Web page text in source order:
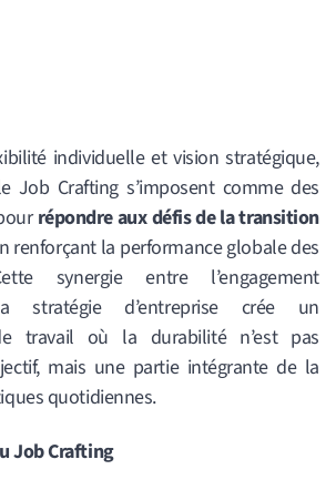
individuelle et vision stratégique,
Job Crafting s’imposent comme des
répondre aux défis de la transition
renforçant la performance globale des
synergie entre l’engagement
stratégie d’entreprise crée un
travail où la durabilité n’est pas
mais une partie intégrante de la
quotidiennes.
Job Crafting